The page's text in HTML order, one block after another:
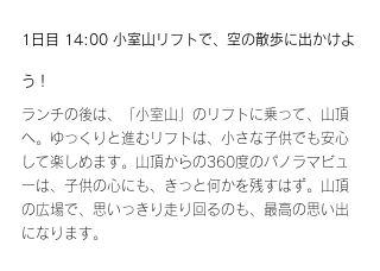
1日目 14:00 小室山リフトで、空の散歩に出かけよ
う！
ランチの後は、「小室山」のリフトに乗って、山頂
へ。ゆっくりと進むリフトは、小さな子供でも安心
して楽しめます。山頂からの360度のパノラマビュ
ーは、子供の心にも、きっと何かを残すはず。山頂
の広場で、思いっきり走り回るのも、最高の思い出
になります。